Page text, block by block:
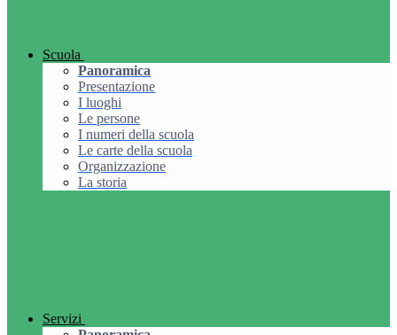
Scuola
Panoramica
Presentazione
I luoghi
Le persone
I numeri della scuola
Le carte della scuola
Organizzazione
La storia
Servizi